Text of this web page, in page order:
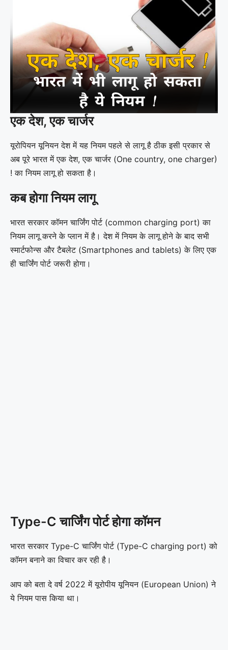
एक देश, एक चार्जर
यूरोपियन यूनियन देश में यह नियम पहले से लागू है ठीक इसी प्रकार से
अब पूरे भारत में एक देश, एक चार्जर (One country, one charger)
! का नियम लागू हो सकता है।
कब होगा नियम लागू
भारत सरकार कॉमन चार्जिंग पोर्ट (common charging port) का
नियम लागू करने के प्लान में है। देश में नियम के लागू होने के बाद सभी
स्मार्टफोन्स और टैबलेट (Smartphones and tablets) के लिए एक
ही चार्जिंग पोर्ट जरूरी होगा।
Type-C चार्जिंग पोर्ट होगा कॉमन
भारत सरकार Type-C चार्जिंग पोर्ट (Type-C charging port) को
कॉमन बनाने का विचार कर रही है।
आप को बता दे वर्ष 2022 में यूरोपीय यूनियन (European Union) ने
ये नियम पास किया था।